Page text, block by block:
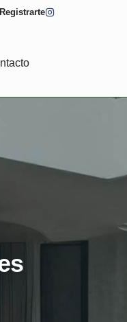
Registrarte